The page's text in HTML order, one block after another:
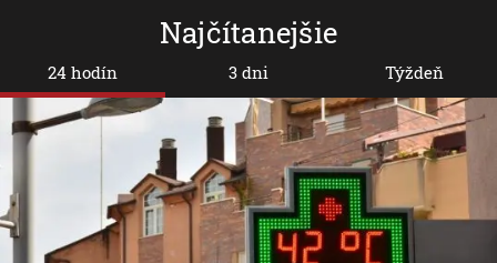
Najčítanejšie
24 hodín 3 dni Týždeň